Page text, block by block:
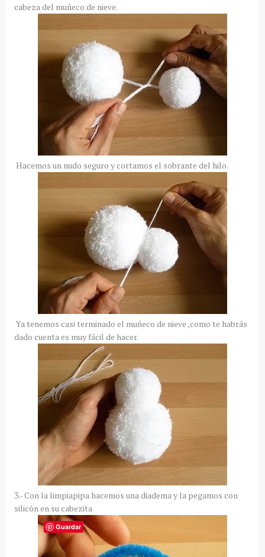
cabeza del muñeco de nieve.
Hacemos un nudo seguro y cortamos el sobrante del hilo.
Ya tenemos casi terminado el muñeco de nieve ,como te habrás
dado cuenta es muy fácil de hacer.
3.- Con la limpiapipa hacemos una diadema y la pegamos con
silicón en su cabezita
Guardar